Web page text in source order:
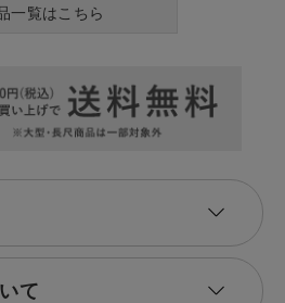
一覧はこちら
て